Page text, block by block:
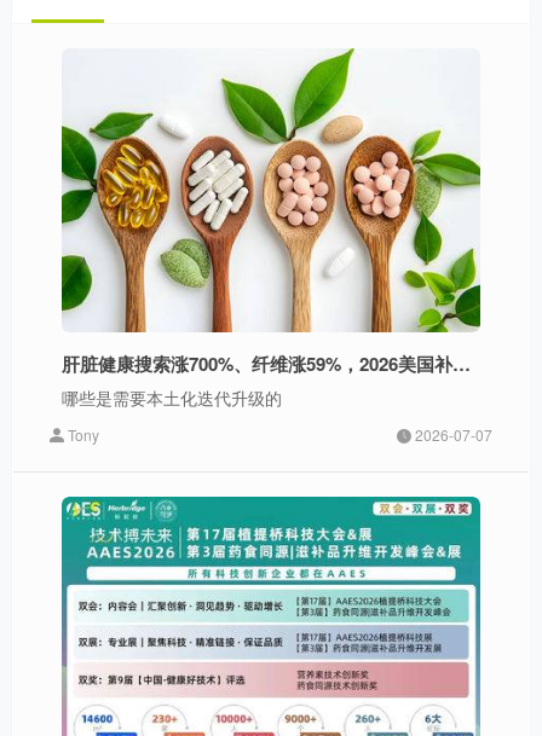
肝脏健康搜索涨700%、纤维涨59%，2026美国补充剂5大趋势解读
哪些是需要本土化迭代升级的
Tony 2026-07-07